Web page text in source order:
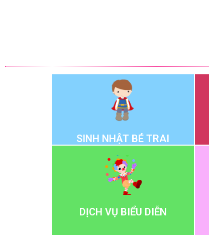
SINH NHẬT BÉ TRAI
DỊCH VỤ BIỂU DIỄN